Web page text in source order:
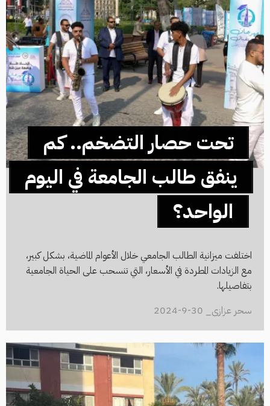
تحت حصار التضخم.. كم
ينفق طالب الجامعة في اليوم
الواحد؟
اختلفت ميزانية الطالب الجامعي خلال الأعوام الماضية، بشكل كبير،
مع الزيادات المطردة في الأسعار، التي تنسحب على الحياة الجامعية
بتفاصيلها.
سحر عزازى_ 30-9-2024